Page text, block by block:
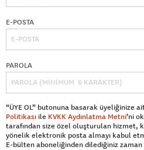
E-POSTA
PAROLA
“ÜYE OL” butonuna basarak üyeliğinize
Politikası ile KVKK Aydınlatma Metni’ni
tarafından size özel oluşturulan hizmet,
yönelik elektronik posta almayı kabul
E-bülten aboneliğinden dilediğiniz zaman